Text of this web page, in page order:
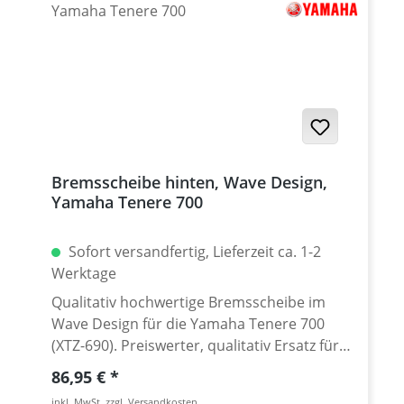
2024 Yamaha Tenere 700 Rally Edition 2020 -
2022 Yamaha Tenere 700 World Rally 2023 -
Bremsscheibe hinten, Wave Design,
Yamaha Tenere 700
Sofort versandfertig, Lieferzeit ca. 1-2
Werktage
Qualitativ hochwertige Bremsscheibe im
Wave Design für die Yamaha Tenere 700
(XTZ-690). Preiswerter, qualitativ Ersatz für
eine verschlissene hintere original
Bremsscheibe der Tenere 700 ab 2019.
Regulärer Preis:
86,95 €